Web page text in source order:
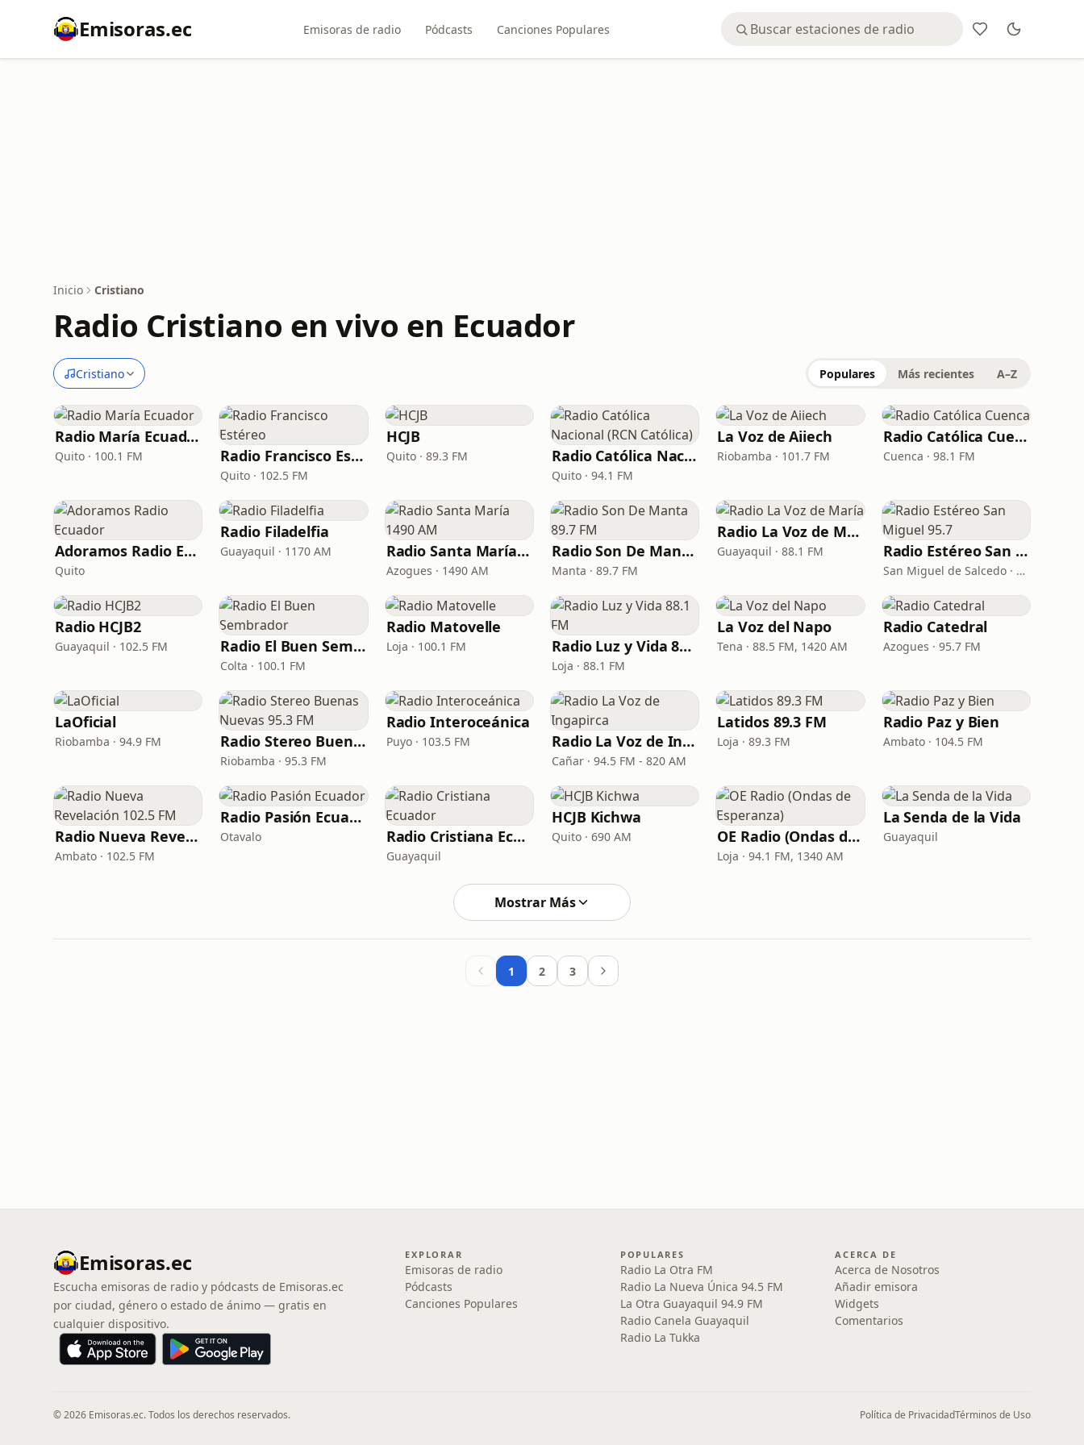
Emisoras.ec Emisoras de radio Pódcasts Canciones Populares
Inicio Cristiano
Radio Cristiano en vivo en Ecuador
Cristiano Populares Más recientes A–Z
Radio María Ecuador
Quito · 100.1 FM Radio Francisco Estéreo
Quito · 102.5 FM
HCJB
Quito · 89.3 FM Radio Católica Nacional (RCN Católica)
Quito · 94.1 FM
La Voz de Aiiech
Riobamba · 101.7 FM
Radio Católica Cuenca
Cuenca · 98.1 FM
Adoramos Radio Ecuador
Quito
Radio Filadelfia
Guayaquil · 1170 AM Radio Santa María 1490 AM
Azogues · 1490 AM
Radio Son De Manta 89.7 FM
Manta · 89.7 FM
Radio La Voz de María
Guayaquil · 88.1 FM Radio Estéreo San Miguel 95.7
San Miguel de Salcedo · 95.7 FM
Radio HCJB2
Guayaquil · 102.5 FM Radio El Buen Sembrador
Colta · 100.1 FM
Radio Matovelle
Loja · 100.1 FM Radio Luz y Vida 88.1 FM
Loja · 88.1 FM
La Voz del Napo
Tena · 88.5 FM, 1420 AM
Radio Catedral
Azogues · 95.7 FM
LaOficial
Riobamba · 94.9 FM Radio Stereo Buenas Nuevas 95.3 FM
Riobamba · 95.3 FM
Radio Interoceánica
Puyo · 103.5 FM Radio La Voz de Ingapirca
Cañar · 94.5 FM - 820 AM
Latidos 89.3 FM
Loja · 89.3 FM
Radio Paz y Bien
Ambato · 104.5 FM
Radio Nueva Revelación 102.5 FM
Ambato · 102.5 FM
Radio Pasión Ecuador
Otavalo Radio Cristiana Ecuador
Guayaquil
HCJB Kichwa
Quito · 690 AM OE Radio (Ondas de Esperanza)
Loja · 94.1 FM, 1340 AM
La Senda de la Vida
Guayaquil
Mostrar Más
1 2 3
Emisoras.ec
Escucha emisoras de radio y pódcasts de Emisoras.ec
por ciudad, género o estado de ánimo — gratis en
cualquier dispositivo.
EXPLORAR
Emisoras de radio
Pódcasts
Canciones Populares
POPULARES
Radio La Otra FM
Radio La Nueva Única 94.5 FM
La Otra Guayaquil 94.9 FM
Radio Canela Guayaquil
Radio La Tukka
ACERCA DE
Acerca de Nosotros
Añadir emisora
Widgets
Comentarios
© 2026 Emisoras.ec. Todos los derechos reservados. Política de PrivacidadTérminos de Uso